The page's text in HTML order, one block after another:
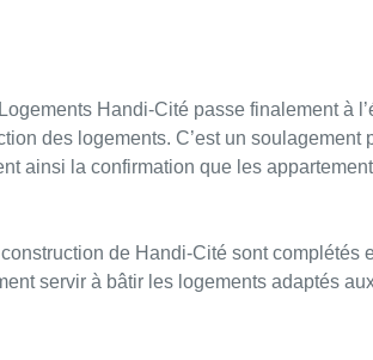
Handi-Cité passe finalement à
des logements. C’est un soulagement
ainsi la confirmation que les
de Handi-Cité sont complétés
servir à bâtir les logements adaptés